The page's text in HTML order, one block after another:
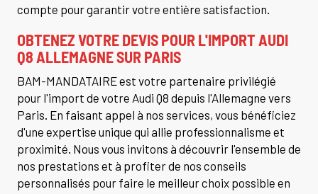
compte pour garantir votre entière satisfaction.
OBTENEZ VOTRE DEVIS POUR L'IMPORT AUDI
Q8 ALLEMAGNE SUR PARIS
BAM-MANDATAIRE est votre partenaire privilégié
pour l'import de votre Audi Q8 depuis l'Allemagne vers
Paris. En faisant appel à nos services, vous bénéficiez
d'une expertise unique qui allie professionnalisme et
proximité. Nous vous invitons à découvrir l'ensemble de
nos prestations et à profiter de nos conseils
personnalisés pour faire le meilleur choix possible en